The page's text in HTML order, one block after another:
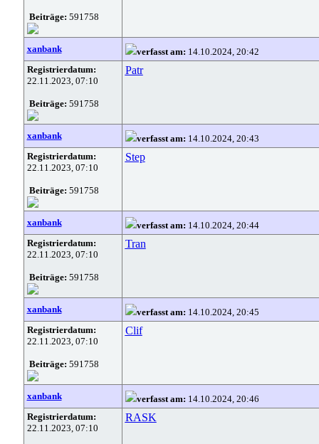
Beiträge: 591758
xanbank verfasst am: 14.10.2024, 20:42
Registrierdatum:
22.11.2023, 07:10
Beiträge: 591758
Patr
xanbank verfasst am: 14.10.2024, 20:43
Registrierdatum:
22.11.2023, 07:10
Beiträge: 591758
Step
xanbank verfasst am: 14.10.2024, 20:44
Registrierdatum:
22.11.2023, 07:10
Beiträge: 591758
Tran
xanbank verfasst am: 14.10.2024, 20:45
Registrierdatum:
22.11.2023, 07:10
Beiträge: 591758
Clif
xanbank verfasst am: 14.10.2024, 20:46
Registrierdatum:
22.11.2023, 07:10
RASK